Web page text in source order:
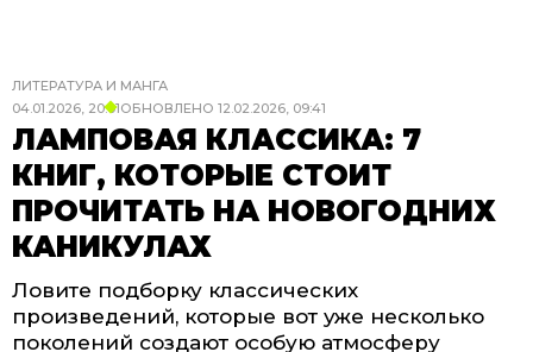
ЛИТЕРАТУРА И МАНГА
04.01.2026, 20:01ОБНОВЛЕНО 12.02.2026, 09:41
ЛАМПОВАЯ КЛАССИКА: 7
КНИГ, КОТОРЫЕ СТОИТ
ПРОЧИТАТЬ НА НОВОГОДНИХ
КАНИКУЛАХ
Ловите подборку классических
произведений, которые вот уже несколько
поколений создают особую атмосферу